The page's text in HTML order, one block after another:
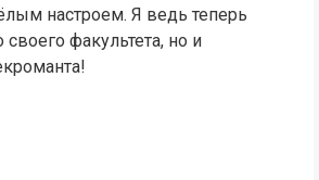
настроем. Я ведь теперь
своего факультета, но и